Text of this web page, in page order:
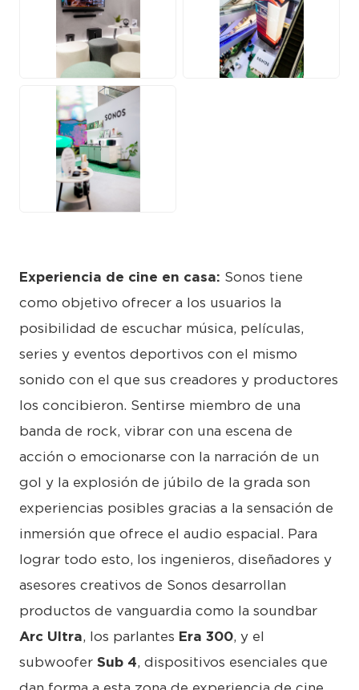
JPG
JPG
Experiencia de cine en casa: Sonos tiene
como objetivo ofrecer a los usuarios la
posibilidad de escuchar música, películas,
series y eventos deportivos con el mismo
sonido con el que sus creadores y productores
los concibieron. Sentirse miembro de una
banda de rock, vibrar con una escena de
acción o emocionarse con la narración de un
gol y la explosión de júbilo de la grada son
experiencias posibles gracias a la sensación de
inmersión que ofrece el audio espacial. Para
lograr todo esto, los ingenieros, diseñadores y
asesores creativos de Sonos desarrollan
productos de vanguardia como la soundbar
Arc Ultra, los parlantes Era 300, y el
subwoofer Sub 4, dispositivos esenciales que